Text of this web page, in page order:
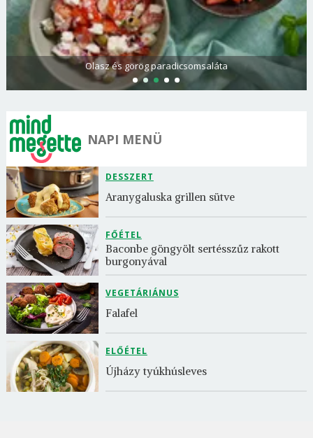
Olasz és görög paradicsomsaláta
NAPI MENÜ
DESSZERT
Aranygaluska grillen sütve
FŐÉTEL
Baconbe göngyölt sertésszűz rakott
burgonyával
VEGETÁRIÁNUS
Falafel
ELŐÉTEL
Újházy tyúkhúsleves